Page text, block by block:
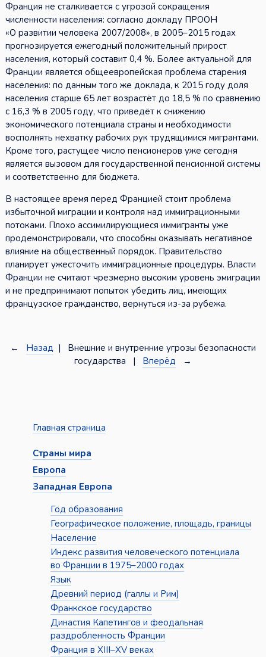
Франция не сталкивается с угрозой сокращения
численности населения: согласно докладу ПРООН
«О развитии человека 2007/2008», в 2005–2015 годах
прогнозируется ежегодный положительный прирост
населения, который составит 0,4 %. Более актуальной для
Франции является общеевропейская проблема старения
населения: по данным того же доклада, к 2015 году доля
населения старше 65 лет возрастёт до 18,5 % по сравнению
с 16,3 % в 2005 году, что приведёт к снижению
экономического потенциала страны и необходимости
восполнять нехватку рабочих рук трудящимися мигрантами.
Кроме того, растущее число пенсионеров уже сегодня
является вызовом для государственной пенсионной системы
и соответственно для бюджета.
В настоящее время перед Францией стоит проблема
избыточной миграции и контроля над иммиграционными
потоками. Плохо ассимилирующиеся иммигранты уже
продемонстрировали, что способны оказывать негативное
влияние на общественный порядок. Правительство
планирует ужесточить иммиграционные процедуры. Власти
Франции не считают чрезмерно высоким уровень эмиграции
и не предпринимают попыток убедить лиц, имеющих
французское гражданство, вернуться из-за рубежа.
← Назад | Внешние и внутренние угрозы безопасности
государства | Вперёд →
Главная страница
Страны мира
Европа
Западная Европа
Год образования
Географическое положение, площадь, границы
Население
Индекс развития человеческого потенциала
во Франции в 1975–2000 годах
Язык
Древний период (галлы и Рим)
Франкское государство
Династия Капетингов и феодальная
раздробленность Франции
Франция в XIII–XV веках